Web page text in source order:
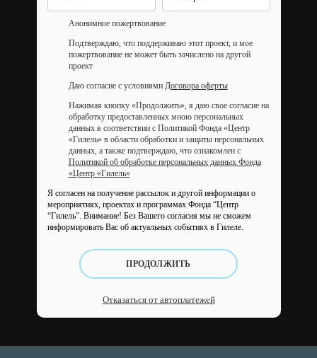
Анонимное пожертвование
Подтверждаю, что поддерживаю этот проект, и мое
пожертвование не может быть зачислено на другой
проект
Даю согласие с условиями Договора оферты
Нажимая кнопку «Продолжить», я даю свое согласие на
обработку предоставленных мною персональных
данных в соответствии с Политикой Фонда «Центр
«Гилель» в области обработки и защиты персональных
данных, а также подтверждаю, что ознакомлен с
Политикой об обработке персональных данных Фонда
«Центр «Гилель»
Я согласен на получение рассылок и другой информации о
мероприятиях, проектах и программах Фонда “Центр
“Гилель”. Внимание! Без Вашего согласия мы не сможем
информировать Вас об актуальных событиях в Гилеле.
ПРОДОЛЖИТЬ
Отказаться от автоплатежей